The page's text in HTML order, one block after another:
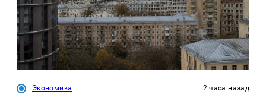
Экономика 2 часа назад